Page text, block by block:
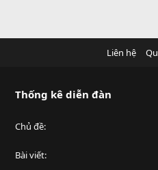
Liên hệ
Thống kê diễn đàn
Chủ đề
Bài viết